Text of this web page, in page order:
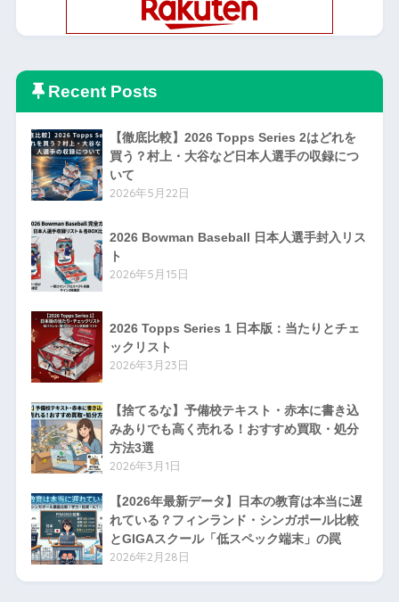
Recent Posts
【徹底比較】2026 Topps Series 2はどれを
買う？村上・大谷など日本人選手の収録につ
いて
2026年5月22日
2026 Bowman Baseball 日本人選手封入リス
ト
2026年5月15日
2026 Topps Series 1 日本版：当たりとチェ
ックリスト
2026年3月23日
【捨てるな】予備校テキスト・赤本に書き込
みありでも高く売れる！おすすめ買取・処分
方法3選
2026年3月1日
【2026年最新データ】日本の教育は本当に遅
れている？フィンランド・シンガポール比較
とGIGAスクール「低スペック端末」の罠
2026年2月28日